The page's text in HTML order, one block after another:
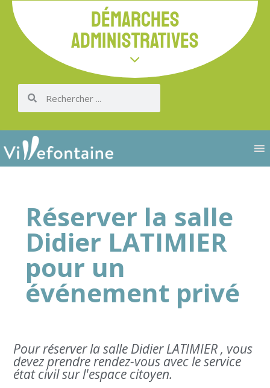
DÉMARCHES
ADMINISTRATIVES
Réserver la salle
Didier LATIMIER
pour un
événement privé
Pour réserver la salle Didier LATIMIER , vous
devez prendre rendez-vous avec le service
état civil sur l'espace citoyen.